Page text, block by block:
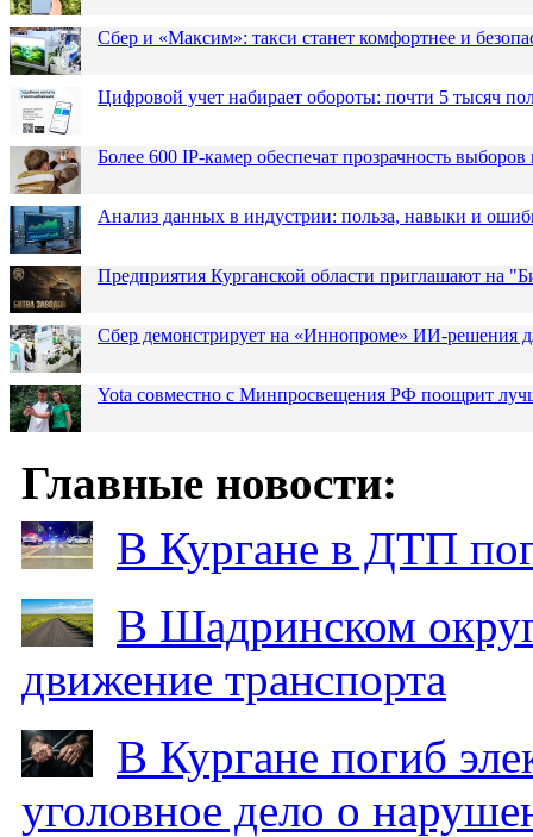
Сбер и «Максим»: такси станет комфортнее и
Цифровой учет набирает обороты: почти 5 тысяч
Более 600 IP-камер обеспечат прозрачность
Анализ данных в индустрии: польза, навыки и
Предприятия Курганской области приглашают на
Сбер демонстрирует на «Иннопроме» ИИ-решения
Yota совместно с Минпросвещения РФ поощрит
Главные новости:
В Кургане в ДТП
В Шадринском
движение транспорта
В Кургане погиб
уголовное дело о